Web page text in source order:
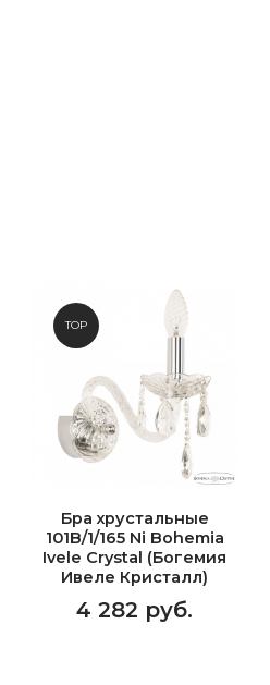
TOP
Бра хрустальные
101B/1/165 Ni Bohemia
Ivele Crystal (Богемия
Ивеле Кристалл)
4 282 руб.